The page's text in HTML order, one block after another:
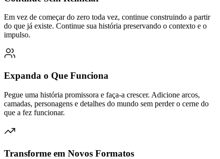
Em vez de começar do zero toda vez, continue construindo a partir
do que já existe. Continue sua história preservando o contexto e o
impulso.
Expanda o Que Funciona
Pegue uma história promissora e faça-a crescer. Adicione arcos,
camadas, personagens e detalhes do mundo sem perder o cerne do
que a fez funcionar.
Transforme em Novos Formatos